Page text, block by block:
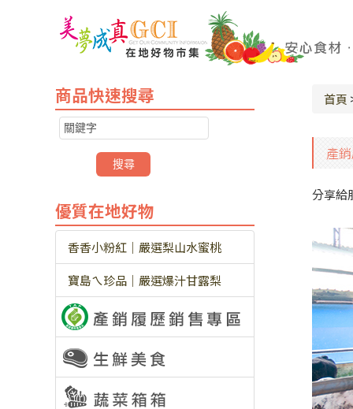
商品快速搜尋
優質在地好物
香香小粉紅｜嚴選梨山水蜜桃
寶島ㄟ珍品｜嚴選爆汁甘露梨
首頁
產
分享給